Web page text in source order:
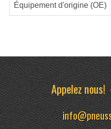
Équipement d'origine (OE)
Appelez nous!